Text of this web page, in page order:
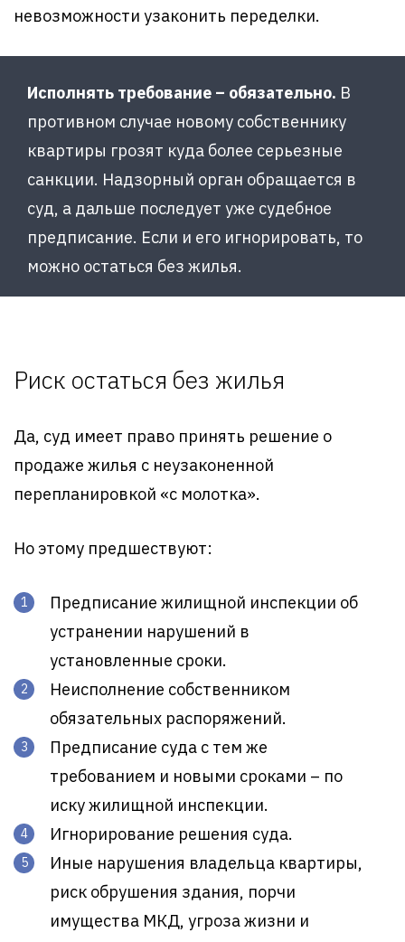
невозможности узаконить переделки.
Исполнять требование – обязательно. В
противном случае новому собственнику
квартиры грозят куда более серьезные
санкции. Надзорный орган обращается в
суд, а дальше последует уже судебное
предписание. Если и его игнорировать, то
можно остаться без жилья.
Риск остаться без жилья
Да, суд имеет право принять решение о
продаже жилья с неузаконенной
перепланировкой «с молотка».
Но этому предшествуют:
Предписание жилищной инспекции об
устранении нарушений в
установленные сроки.
Неисполнение собственником
обязательных распоряжений.
Предписание суда с тем же
требованием и новыми сроками – по
иску жилищной инспекции.
Игнорирование решения суда.
Иные нарушения владельца квартиры,
риск обрушения здания, порчи
имущества МКД, угроза жизни и